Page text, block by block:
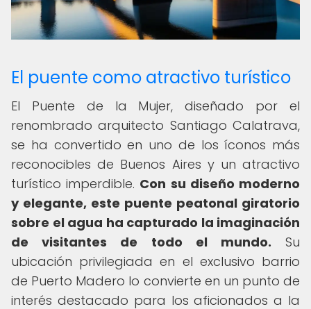
El puente como atractivo turístico
El Puente de la Mujer, diseñado por el
renombrado arquitecto Santiago Calatrava,
se ha convertido en uno de los íconos más
reconocibles de Buenos Aires y un atractivo
turístico imperdible. Con su diseño moderno
y elegante, este puente peatonal giratorio
sobre el agua ha capturado la imaginación
de visitantes de todo el mundo. Su
ubicación privilegiada en el exclusivo barrio
de Puerto Madero lo convierte en un punto de
interés destacado para los aficionados a la